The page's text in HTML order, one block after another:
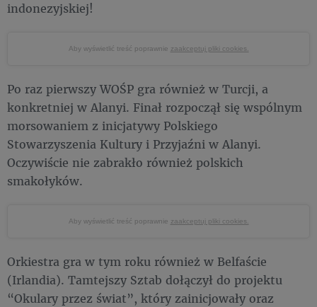
indonezyjskiej!
Aby wyświetlić treść poprawnie zaakceptuj pliki cookies.
Po raz pierwszy WOŚP gra również w Turcji, a
konkretniej w Alanyi. Finał rozpoczął się wspólnym
morsowaniem z inicjatywy Polskiego
Stowarzyszenia Kultury i Przyjaźni w Alanyi.
Oczywiście nie zabrakło również polskich
smakołyków.
Aby wyświetlić treść poprawnie zaakceptuj pliki cookies.
Orkiestra gra w tym roku również w Belfaście
(Irlandia). Tamtejszy Sztab dołączył do projektu
“Okulary przez świat”, który zainicjowały oraz